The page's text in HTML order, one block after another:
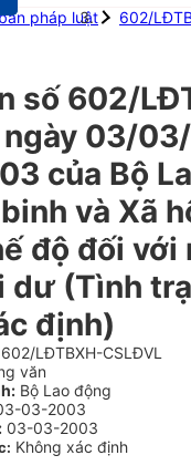
pháp luật 602/
số 602/
ngày 03/
của Bộ
và Xã
độ đối với
dư (Tình
định)
602/LĐTBXH-CSLĐVL
văn
Bộ Lao động
03-2003
03-03-2003
Không xác định